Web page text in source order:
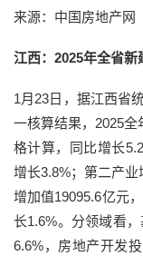
来源：中国房地产网
江西：2025年全省新
1月23日，据江西省
一核算结果，2025
格计算，同比增长
增长3.8%；第二产
增加值19095.6亿元
长1.6%。分领域看
6.6%，房地产开发